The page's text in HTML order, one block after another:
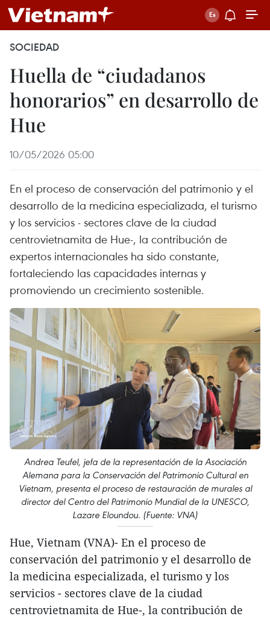
SOCIEDAD
Huella de “ciudadanos
honorarios” en desarrollo de
Hue
10/05/2026 05:00
En el proceso de conservación del patrimonio y el
desarrollo de la medicina especializada, el turismo
y los servicios - sectores clave de la ciudad
centrovietnamita de Hue-, la contribución de
expertos internacionales ha sido constante,
fortaleciendo las capacidades internas y
promoviendo un crecimiento sostenible.
Andrea Teufel, jefa de la representación de la Asociación
Alemana para la Conservación del Patrimonio Cultural en
Vietnam, presenta el proceso de restauración de murales al
director del Centro del Patrimonio Mundial de la UNESCO,
Lazare Eloundou. (Fuente: VNA)
Hue, Vietnam (VNA)- En el proceso de
conservación del patrimonio y el desarrollo de
la medicina especializada, el turismo y los
servicios - sectores clave de la ciudad
centrovietnamita de Hue-, la contribución de